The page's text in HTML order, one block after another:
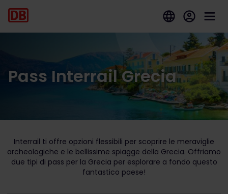
Pass Interrail Grecia
Interrail ti offre opzioni flessibili per scoprire le meraviglie
archeologiche e le bellissime spiagge della Grecia. Offriamo
due tipi di pass per la Grecia per esplorare a fondo questo
fantastico paese!